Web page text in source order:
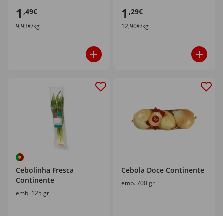
1 ,49€
9,93€/kg
1 ,29€
12,90€/kg
Cebolinha Fresca
Continente
emb. 125 gr
Cebola Doce Continente
emb. 700 gr